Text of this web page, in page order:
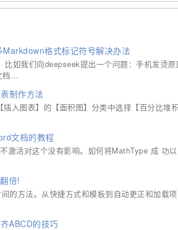
格式标记符号解决办法
如我们向deepseek提出一个问题：手机发烫
档...
制作方法
入图表】的【面积图】分类中选择【百分比堆
文档的教程
活对这个没有影响。如何将MathType 成 功
倍!
的方法。从快捷方式和模板到自动更正和加载
ABCD的技巧